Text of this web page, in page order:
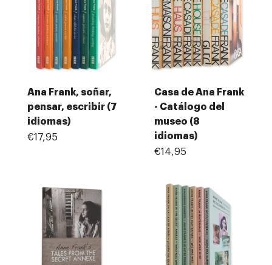
Ana Frank, soñar,
pensar, escribir (7
idiomas)
€17,95
Casa de Ana Frank
- Catálogo del
museo (8
idiomas)
€14,95